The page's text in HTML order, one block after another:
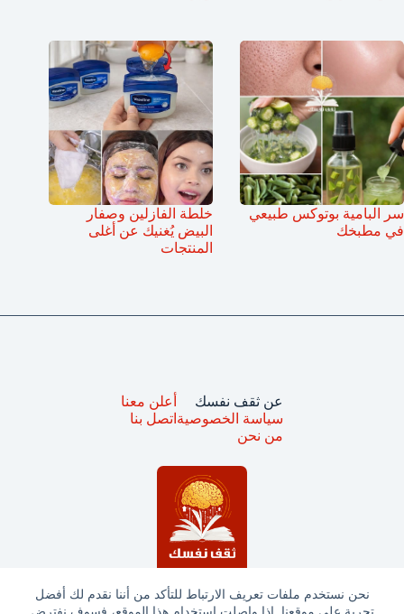
نحن نستخدم ملفات تعريف الارتباط للتأكد من أننا نقدم لك أفضل
سر البامية بوتوكس طبيعي
في مطبخك
خلطة الفازلين وصفار
البيض يُغنيك عن أغلى
المنتجات
عن ثقف نفسك
سياسة الخصوصية
من نحن
أعلن معنا
اتصل بنا